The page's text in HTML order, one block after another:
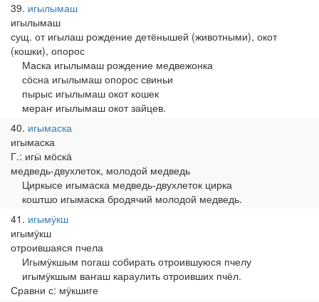
39 игылымаш
игылымаш
сущ. от игылаш рождение детёнышей (животными), окот
(кошки), опорос
Маска игылымаш рождение медвежонка
сӧсна игылымаш опорос свиньи
пырыс игылымаш окот кошек
мераҥ игылымаш окот зайцев.
40 игымаска
игымаска
Г.: игӹ мӧскӓ
медведь-двухлеток, молодой медведь
Циркысе игымаска медведь-двухлеток цирка
коштшо игымаска бродячий молодой медведь.
41 игымӱкш
игымӱкш
отроившаяся пчела
Игымӱкшым погаш собирать отроившуюся пчелу
игымӱкшым ваҥаш караулить отроивших пчёл.
Сравни с: мӱкшиге